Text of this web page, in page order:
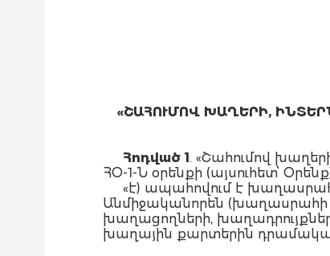
«ՇԱՀՈՒՄՈՎ ԽԱՂԵՐԻ,
Հոդված 1. «Շահումով
ՀՕ-1-Ն օրենքի (այսուհետ՝
«է) ապահովում է
Անմիջականորեն (խաղասրահի
խաղացողների,
խաղային քարտերին